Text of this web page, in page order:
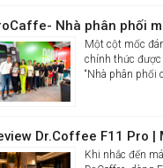
Một cột mốc
chính thức được
“Nhà phân phối
Khi nhắc đến